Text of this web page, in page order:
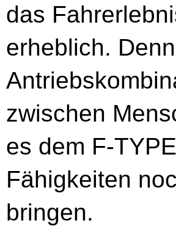
das
erheblich.
zwischen
es dem F-
Fähigkeiten
bringen.